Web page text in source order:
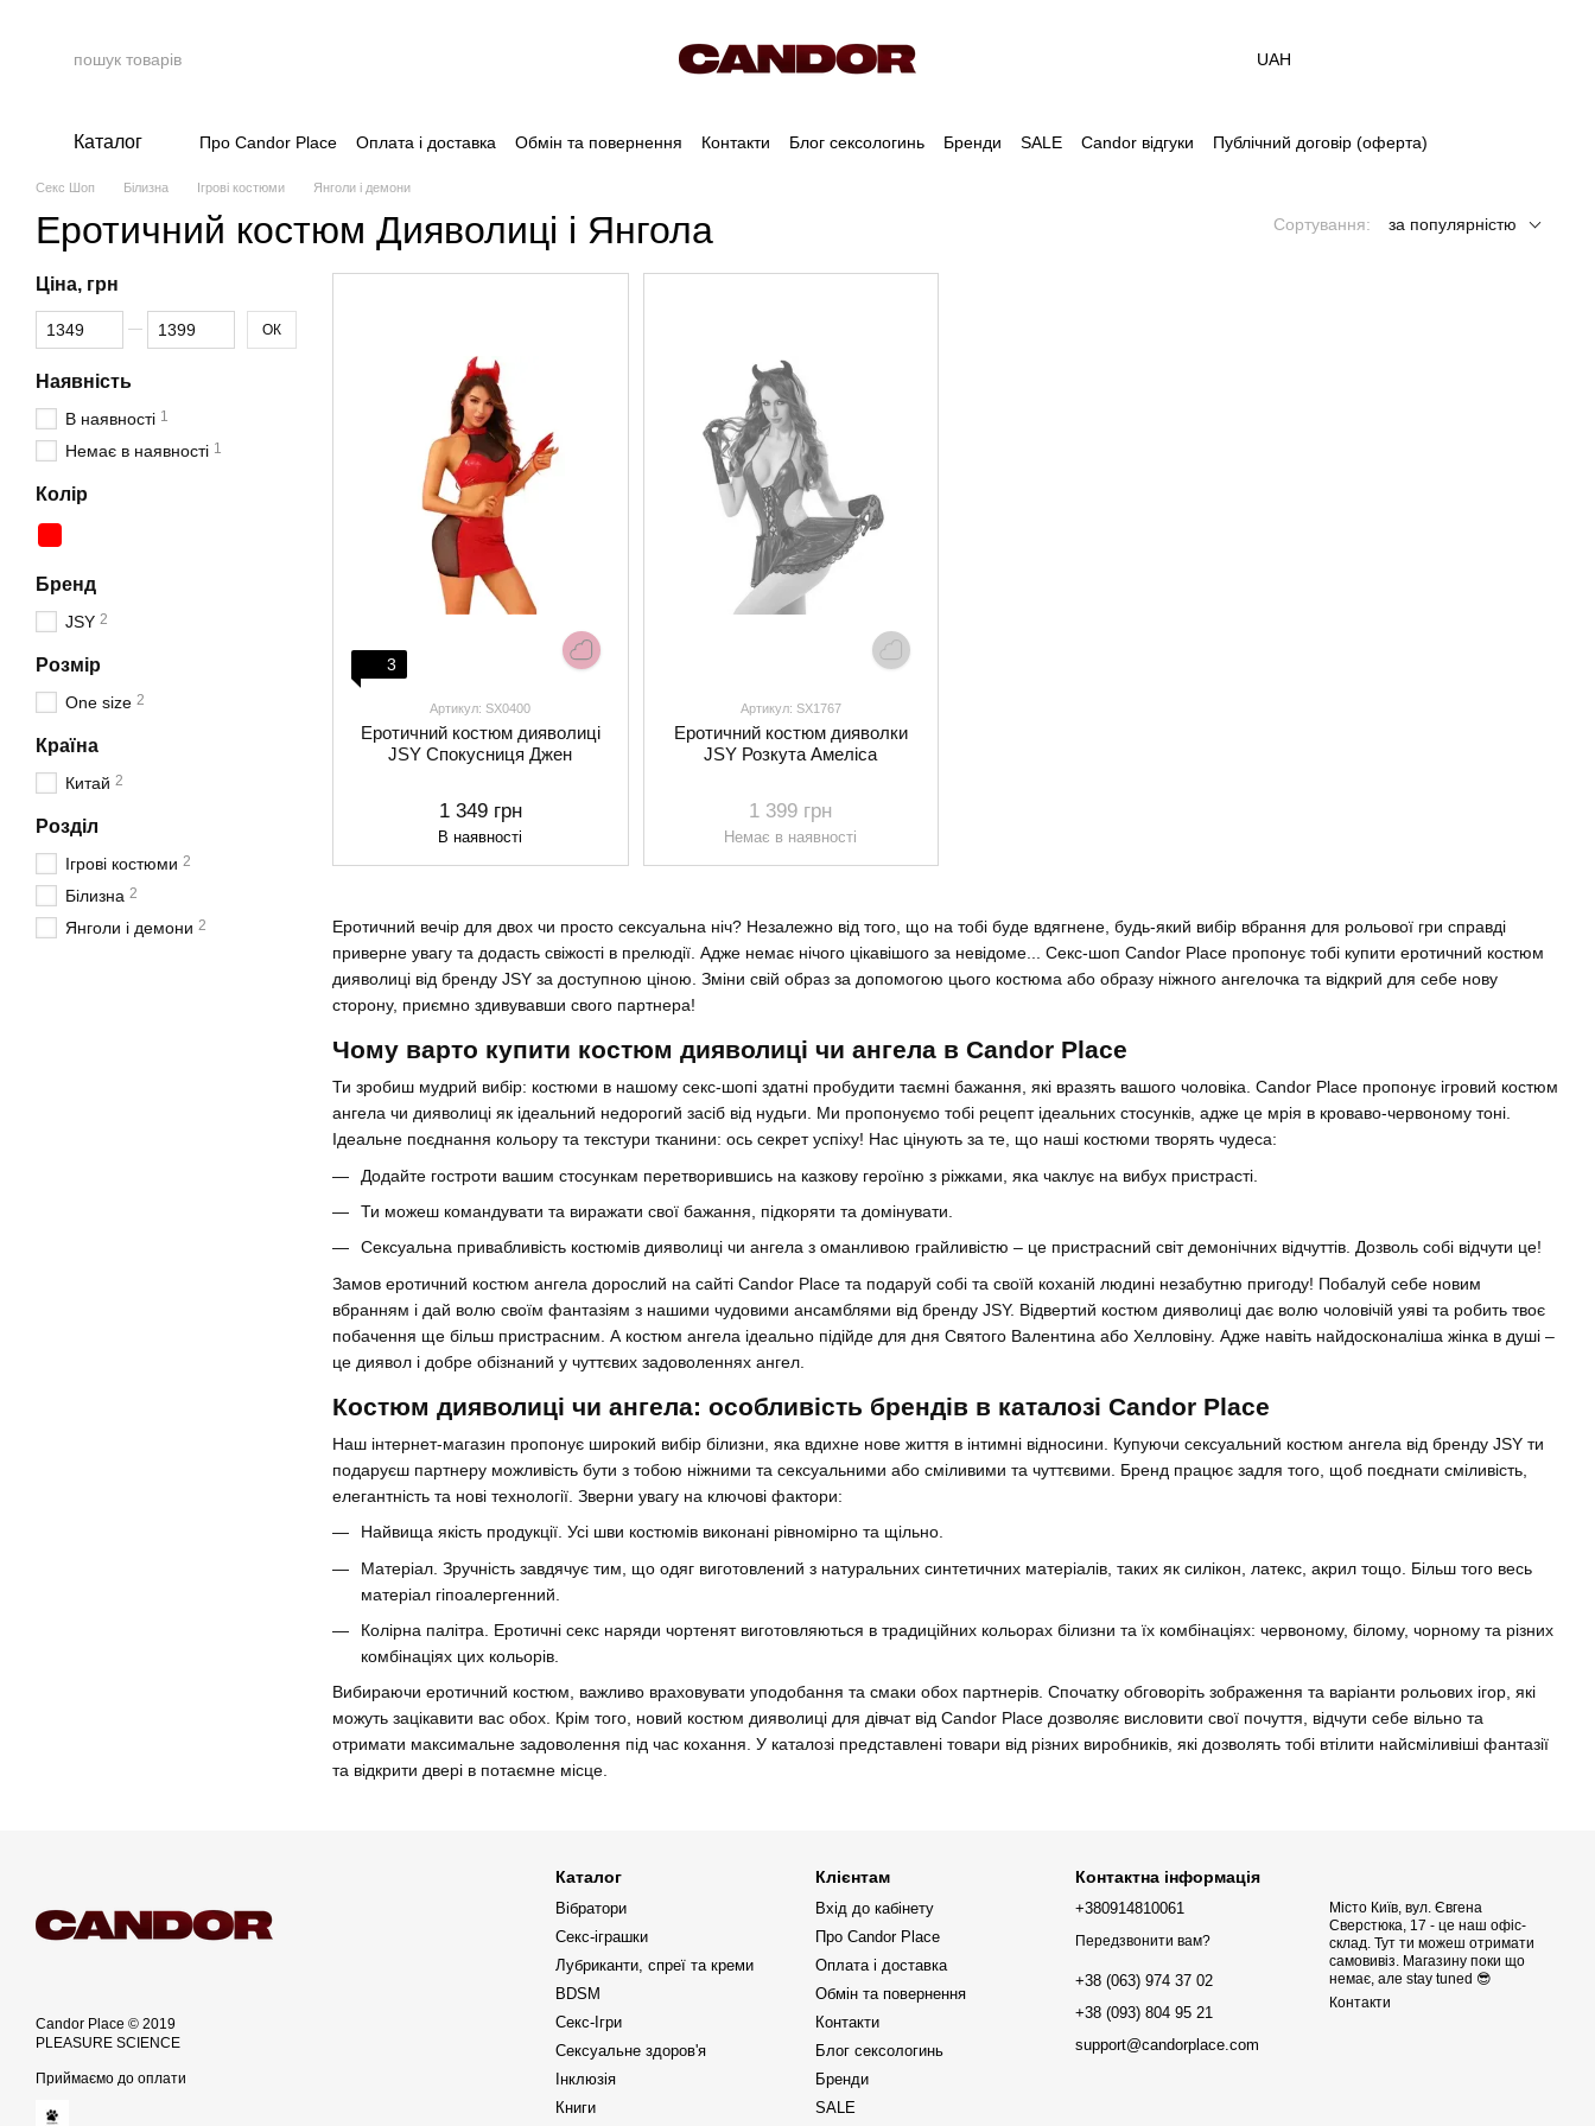
UAH
Каталог Про Candor Place Оплата і доставка Обмін та повернення Контакти Блог сексологинь Бренди SALE Candor відгуки
Публічний договір (оферта)
Секс Шоп Білизна Ігрові костюми Янголи і демони
Еротичний костюм Дияволиці і Янгола Сортування: за популярністю
Еротичний вечір для двох чи просто сексуальна ніч? Незалежно від того, що на тобі буде вдягнене, будь-який вибір вбрання для рольової гри справді
приверне увагу та додасть свіжості в прелюдії. Адже немає нічого цікавішого за невідоме... Секс-шоп Candor Place пропонує тобі купити еротичний костюм
дияволиці від бренду JSY за доступною ціною. Зміни свій образ за допомогою цього костюма або образу ніжного ангелочка та відкрий для себе нову
сторону, приємно здивувавши свого партнера!
Чому варто купити костюм дияволиці чи ангела в Candor Place
Ти зробиш мудрий вибір: костюми в нашому секс-шопі здатні пробудити таємні бажання, які вразять вашого чоловіка. Candor Place пропонує ігровий костюм
ангела чи дияволиці як ідеальний недорогий засіб від нудьги. Ми пропонуємо тобі рецепт ідеальних стосунків, адже це мрія в кроваво-червоному тоні.
Ідеальне поєднання кольору та текстури тканини: ось секрет успіху! Нас цінують за те, що наші костюми творять чудеса:
Додайте гостроти вашим стосункам перетворившись на казкову героїню з ріжками, яка чаклує на вибух пристрасті.
Ти можеш командувати та виражати свої бажання, підкоряти та домінувати.
Сексуальна привабливість костюмів дияволиці чи ангела з оманливою грайливістю – це пристрасний світ демонічних відчуттів. Дозволь собі відчути це!
Замов еротичний костюм ангела дорослий на сайті Candor Place та подаруй собі та своїй коханій людині незабутню пригоду! Побалуй себе новим
вбранням і дай волю своїм фантазіям з нашими чудовими ансамблями від бренду JSY. Відвертий костюм дияволиці дає волю чоловічій уяві та робить твоє
побачення ще більш пристрасним. А костюм ангела ідеально підійде для дня Святого Валентина або Хелловіну. Адже навіть найдосконаліша жінка в душі –
це диявол і добре обізнаний у чуттєвих задоволеннях ангел.
Костюм дияволиці чи ангела: особливість брендів в каталозі Candor Place
Наш інтернет-магазин пропонує широкий вибір білизни, яка вдихне нове життя в інтимні відносини. Купуючи сексуальний костюм ангела від бренду JSY ти
подаруєш партнеру можливість бути з тобою ніжними та сексуальними або сміливими та чуттєвими. Бренд працює задля того, щоб поєднати сміливість,
елегантність та нові технології. Зверни увагу на ключові фактори:
Найвища якість продукції. Усі шви костюмів виконані рівномірно та щільно.
Матеріал. Зручність завдячує тим, що одяг виготовлений з натуральних синтетичних матеріалів, таких як силікон, латекс, акрил тощо. Більш того весь
матеріал гіпоалергенний.
Колірна палітра. Еротичні секс наряди чортенят виготовляються в традиційних кольорах білизни та їх комбінаціях: червоному, білому, чорному та різних
комбінаціях цих кольорів.
Вибираючи еротичний костюм, важливо враховувати уподобання та смаки обох партнерів. Спочатку обговоріть зображення та варіанти рольових ігор, які
можуть зацікавити вас обох. Крім того, новий костюм дияволиці для дівчат від Candor Place дозволяє висловити свої почуття, відчути себе вільно та
отримати максимальне задоволення під час кохання. У каталозі представлені товари від різних виробників, які дозволять тобі втілити найсміливіші фантазії
та відкрити двері в потаємне місце.
3
Артикул: SX0400
Еротичний костюм дияволиці
JSY Спокусниця Джен
1 349 грн
В наявності
Артикул: SX1767
Еротичний костюм дияволки
JSY Розкута Амеліса
1 399 грн
Немає в наявності
Ціна, грн
Від Ціна, грн
До Ціна, грн ОК
Наявність
В наявності 1
Немає в наявності 1
Колір
Бренд
JSY 2
Розмір
One size 2
Країна
Китай 2
Розділ
Ігрові костюми 2
Білизна 2
Янголи і демони 2
Candor Place © 2019
PLEASURE SCIENCE
Приймаємо до оплати
Каталог
Вібратори
Секс-іграшки
Лубриканти, спреї та креми
BDSM
Секс-Ігри
Сексуальне здоров'я
Інклюзія
Книги
Клієнтам
Вхід до кабінету
Про Candor Place
Оплата і доставка
Обмін та повернення
Контакти
Блог сексологинь
Бренди
SALE
Контактна інформація
+380914810061
Передзвонити вам?
+38 (063) 974 37 02
+38 (093) 804 95 21
support@candorplace.com
Місто Київ, вул. Євгена
Сверстюка, 17 - це наш офіс-
склад. Тут ти можеш отримати
самовивіз. Магазину поки що
немає, але stay tuned 😎
Контакти